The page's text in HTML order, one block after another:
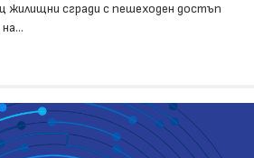
жилищни сгради с пешеходен достъп